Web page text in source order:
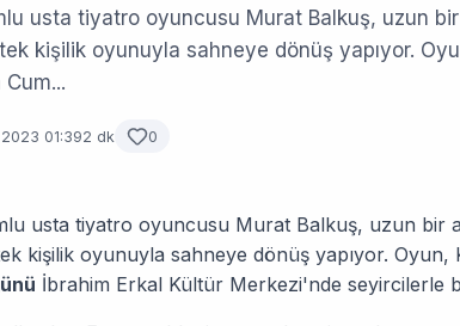
usta tiyatro oyuncusu Murat Balkuş, uzun bir
kişilik oyunuyla sahneye dönüş yapıyor.
Cum...
01:392 dk 0
usta tiyatro oyuncusu Murat Balkuş, uzun bir
kişilik oyunuyla sahneye dönüş yapıyor. Oyun,
İbrahim Erkal Kültür Merkezi'nde seyircilerle